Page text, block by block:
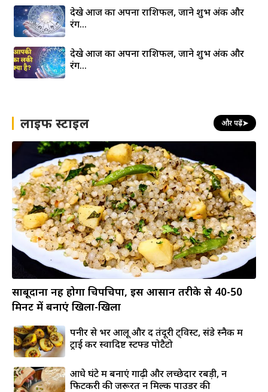
देखे आज का अपना राशिफल, जाने शुभ अंक और
रंग…
देखे आज का अपना राशिफल, जाने शुभ अंक और
रंग…
लाइफ स्टाइल और पढ़ें➤
साबूदाना नहीं होगा चिपचिपा, इस आसान तरीके से 40-50
मिनट में बनाएं खिला-खिला
पनीर से भरें आलू और दें तंदूरी ट्विस्ट, संडे स्नैक में
ट्राई करें स्वादिष्ट स्टफ्ड पोटैटो
आधे घंटे में बनाएं गाढ़ी और लच्छेदार रबड़ी, न
फिटकरी की जरूरत न मिल्क पाउडर की